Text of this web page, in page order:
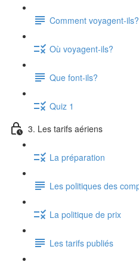
Comment voyagent-ils?
Où voyagent-ils?
Que font-ils?
Quiz 1
3. Les tarifs aériens
La préparation
Les politiques des
La politique de prix
Les tarifs publiés